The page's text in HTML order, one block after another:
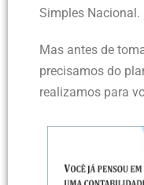
Simples Nacional.
Mas antes de
precisamos do
realizamos para